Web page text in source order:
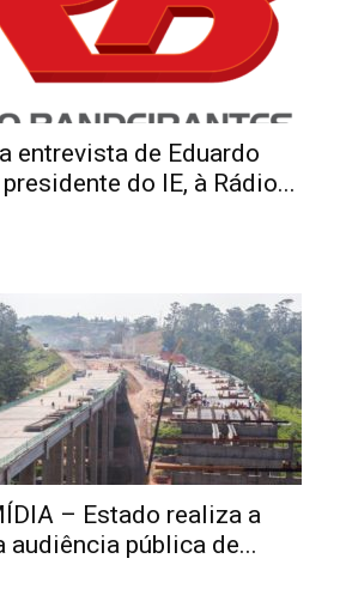
entrevista de Eduardo
do IE, à Rádio...
– Estado realiza a
audiência pública de...